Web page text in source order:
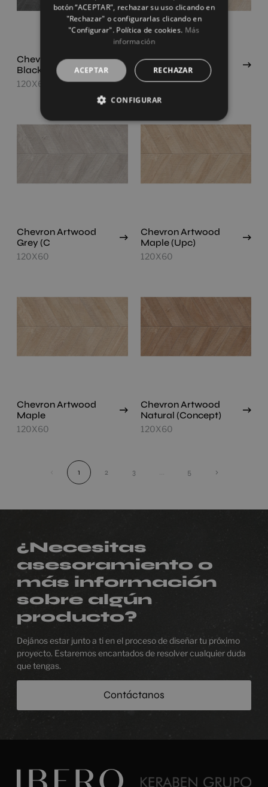
Chevron Artwood
Black (Upc)
120X60
Chevron Artwood
Bone
120X60
Chevron Artwood
Grey (C
120X60
Chevron Artwood
Maple (Upc)
120X60
Chevron Artwood
Maple
120X60
Chevron Artwood
Natural (Concept)
120X60
1 2 3 5 ›
¿Necesitas
asesoramiento o
más información
sobre algún
producto?
Dejános estar junto a ti en el proceso de diseñar tu próximo
proyecto. Estaremos encantados de resolver cualquier duda
que tengas.
Contáctanos
botón “ACEPTAR", rechazar su uso clicando en
"Rechazar" o configurarlas clicando en
"Configurar". Política de cookies. Más
información
ACEPTAR RECHAZAR
CONFIGURAR